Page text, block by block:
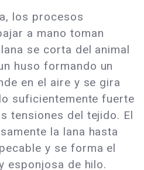
los procesos
a mano toman
se corta del animal
huso formando un
en el aire y se gira
suficientemente fuerte
tensiones del tejido. El
la lana hasta
y se forma el
esponjosa de hilo.